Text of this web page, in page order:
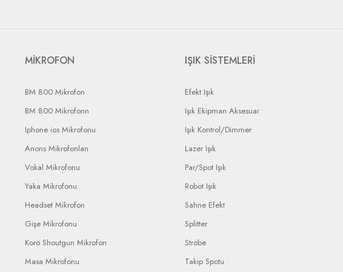
MİKROFON
BM 800 Mikrofon
BM 800 Mikrofonn
Iphone ios Mikrofonu
Anons Mikrofonları
Vokal Mikrofonu
Yaka Mikrofonu
Headset Mikrofon
Gişe Mikrofonu
Koro Shoutgun Mikrofon
Masa Mikrofonu
IŞIK SİSTEMLERİ
Efekt Işık
Işık Ekipman Aksesuar
Işık Kontrol/Dimmer
Lazer Işık
Par/Spot Işık
Robot Işık
Sahne Efekt
Splitter
Strobe
Takip Spotu